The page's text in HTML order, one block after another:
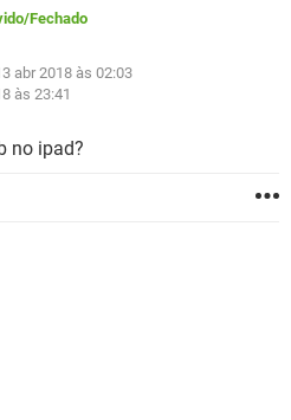
GMAIL
GMAIL
WHATSAPP
EXCEL
GMAIL
WHATSAPP
EXCEL
WHATSAPP
/Fechado
abr 2018 às 02:03
às 23:41
no ipad?